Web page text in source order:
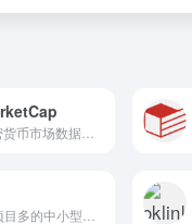
CMC,加密货币市场数据平台